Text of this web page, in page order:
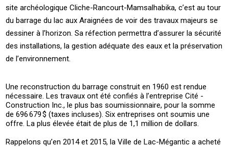
site archéologique ­Cliche-Rancourt-Mamsalhabika, c’est au tour
du barrage du lac aux ­Araignées de voir des travaux majeurs se
dessiner à l’horizon. Sa réfection permettra d’assurer la sécurité
des installations, la gestion adéquate des eaux et la préservation
de l’environnement.
Une reconstruction du barrage construit en 1960 est rendue
nécessaire. Les travaux ont été confiés à l’entreprise ­Cité ­
Construction ­Inc., le plus bas soumissionnaire, pour la somme
de 696 679 $ (taxes incluses). Six entreprises ont soumis une
offre. La plus élevée était de plus de 1,1 million de dollars.
Rappelons qu’en 2014 et 2015, la ­Ville de ­Lac-Mégantic a acheté